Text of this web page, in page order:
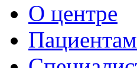
О центре
Пациентам